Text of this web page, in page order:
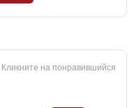
Кликните на понравившийся